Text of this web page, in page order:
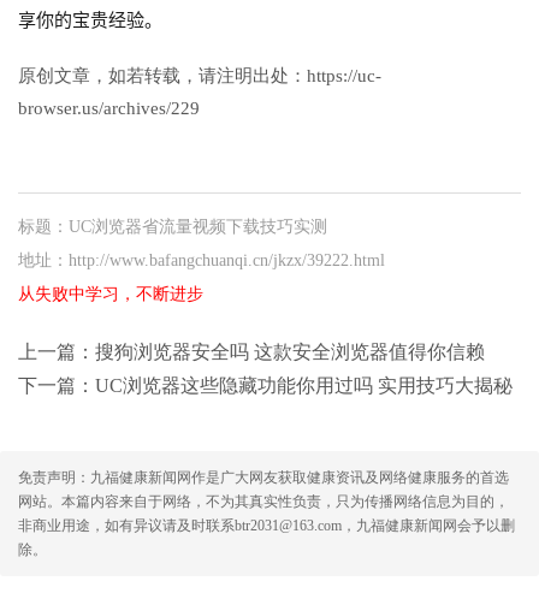
享你的宝贵经验。
原创文章，如若转载，请注明出处：https://uc-
browser.us/archives/229
标题：UC浏览器省流量视频下载技巧实测
地址：http://www.bafangchuanqi.cn/jkzx/39222.html
从失败中学习，不断进步
上一篇： 搜狗浏览器安全吗 这款安全浏览器值得你信赖
下一篇： UC浏览器这些隐藏功能你用过吗 实用技巧大揭秘
免责声明：九福健康新闻网作是广大网友获取健康资讯及网络健康服务的首选
网站。本篇内容来自于网络，不为其真实性负责，只为传播网络信息为目的，
非商业用途，如有异议请及时联系btr2031@163.com，九福健康新闻网会予以删
除。